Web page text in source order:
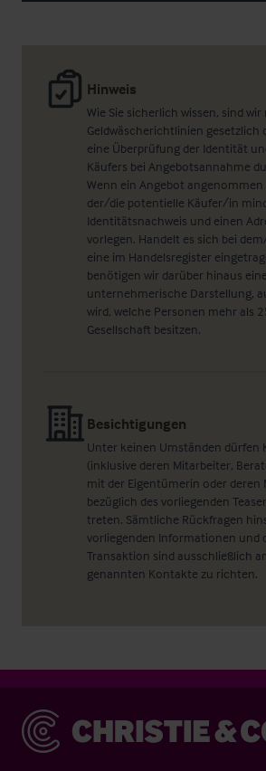
Hinweis
Wie Sie sicherlich wissen, sind wir
Geldwäscherichtlinien gesetzlich
eine Überprüfung der Identität
Käufers bei Angebotsannahme
Wenn ein Angebot angenommen
der/die potentielle Käufer/in
Identitätsnachweis und einen
vorlegen. Handelt es sich bei
eine im Handelsregister
benötigen wir darüber hinaus eine
unternehmerische Darstellung,
wird, welche Personen mehr als
Gesellschaft besitzen.
Besichtigungen
Unter keinen Umständen dürfen
(inklusive deren Mitarbeiter,
mit der Eigentümerin oder deren
bezüglich des vorliegenden
treten. Sämtliche Rückfragen
vorliegenden Informationen und
Transaktion sind ausschließlich
genannten Kontakte zu richten.
Christie & Co